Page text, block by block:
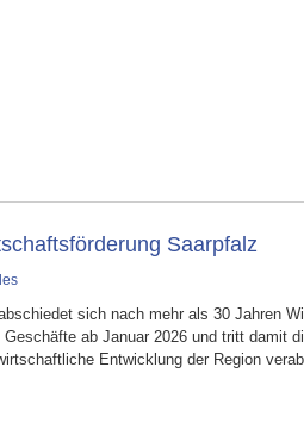
Saarpfalz
sich nach mehr als 30 Jahren
ab Januar 2026 und tritt damit
Entwicklung der Region